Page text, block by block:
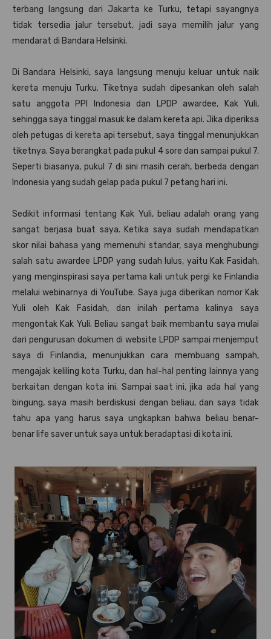
terbang langsung dari Jakarta ke Turku, tetapi sayangnya
tidak tersedia jalur tersebut, jadi saya memilih jalur yang
mendarat di Bandara Helsinki.
Di Bandara Helsinki, saya langsung menuju keluar untuk naik
kereta menuju Turku. Tiketnya sudah dipesankan oleh salah
satu anggota PPI Indonesia dan LPDP awardee, Kak Yuli,
sehingga saya tinggal masuk ke dalam kereta api. Jika diperiksa
oleh petugas di kereta api tersebut, saya tinggal menunjukkan
tiketnya. Saya berangkat pada pukul 4 sore dan sampai pukul 7.
Seperti biasanya, pukul 7 di sini masih cerah, berbeda dengan
Indonesia yang sudah gelap pada pukul 7 petang hari ini.
Sedikit informasi tentang Kak Yuli, beliau adalah orang yang
sangat berjasa buat saya. Ketika saya sudah mendapatkan
skor nilai bahasa yang memenuhi standar, saya menghubungi
salah satu awardee LPDP yang sudah lulus, yaitu Kak Fasidah,
yang menginspirasi saya pertama kali untuk pergi ke Finlandia
melalui webinarnya di YouTube. Saya juga diberikan nomor Kak
Yuli oleh Kak Fasidah, dan inilah pertama kalinya saya
mengontak Kak Yuli. Beliau sangat baik membantu saya mulai
dari pengurusan dokumen di website LPDP sampai menjemput
saya di Finlandia, menunjukkan cara membuang sampah,
mengajak keliling kota Turku, dan hal-hal penting lainnya yang
berkaitan dengan kota ini. Sampai saat ini, jika ada hal yang
bingung, saya masih berdiskusi dengan beliau, dan saya tidak
tahu apa yang harus saya ungkapkan bahwa beliau benar-
benar life saver untuk saya untuk beradaptasi di kota ini.